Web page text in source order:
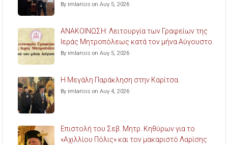
By imlarisis on Αυγ 5, 2026
ΑΝΑΚΟΙΝΩΣΗ: Λειτουργία των Γραφείων της
Ιεράς Μητροπόλεως κατά τον μήνα Αύγουστο.
By imlarisis on Αυγ 5, 2026
Η Μεγάλη Παράκληση στην Καρίτσα.
By imlarisis on Αυγ 4, 2026
Επιστολή του Σεβ. Μητρ. Κηθύρων για το
«Αχιλλίου Πόλις» και τον μακαριστό Λαρίσης